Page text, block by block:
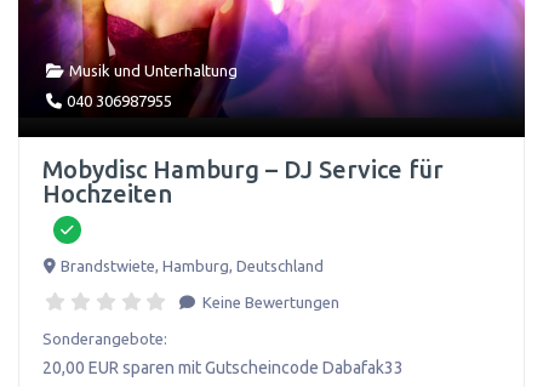
Musik und Unterhaltung
040 306987955
Mobydisc Hamburg – DJ Service für
Hochzeiten
Brandstwiete, Hamburg, Deutschland
Keine Bewertungen
Sonderangebote:
20,00 EUR sparen mit Gutscheincode Dabafak33